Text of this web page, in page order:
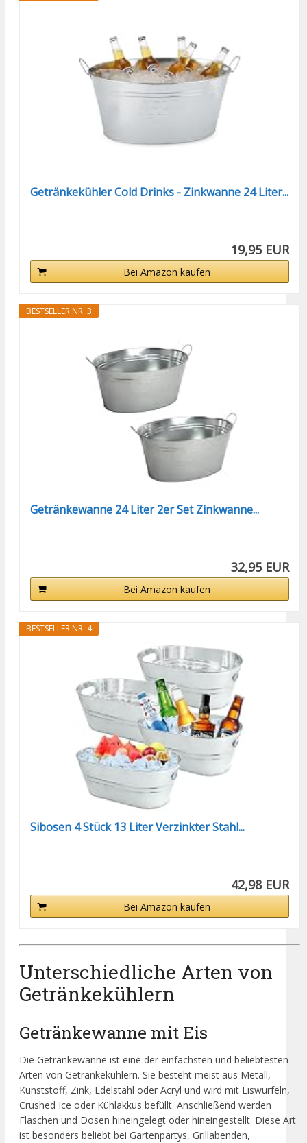
Getränkekühler Cold Drinks - Zinkwanne 24 Liter...
19,95 EUR
Bei Amazon kaufen
BESTSELLER NR. 3
Getränkewanne 24 Liter 2er Set Zinkwanne...
32,95 EUR
Bei Amazon kaufen
BESTSELLER NR. 4
Sibosen 4 Stück 13 Liter Verzinkter Stahl...
42,98 EUR
Bei Amazon kaufen
Unterschiedliche Arten von
Getränkekühlern
Getränkewanne mit Eis
Die Getränkewanne ist eine der einfachsten und beliebtesten
Arten von Getränkekühlern. Sie besteht meist aus Metall,
Kunststoff, Zink, Edelstahl oder Acryl und wird mit Eiswürfeln,
Crushed Ice oder Kühlakkus befüllt. Anschließend werden
Flaschen und Dosen hineingelegt oder hineingestellt. Diese Art
ist besonders beliebt bei Gartenpartys, Grillabenden,